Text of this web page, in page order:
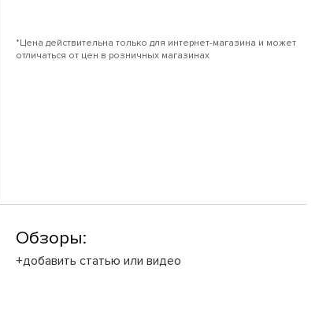
*Цена действительна только для интернет-магазина и может
отличаться от цен в розничных магазинах
Обзоры:
+добавить статью или видео